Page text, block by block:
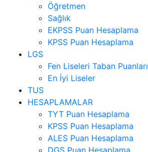
Öğretmen
Sağlık
EKPSS Puan Hesaplama
KPSS Puan Hesaplama
LGS
Fen Liseleri Taban Puanları
En İyi Liseler
TUS
HESAPLAMALAR
TYT Puan Hesaplama
KPSS Puan Hesaplama
ALES Puan Hesaplama